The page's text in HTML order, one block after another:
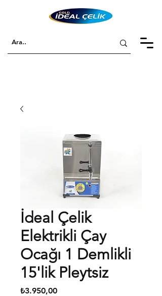
İdeal Çelik
Elektrikli Çay
Ocağı 1 Demlikli
15'lik Pleytsiz
₺3.950,00Fiyat